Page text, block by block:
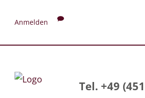
Anmelden
Tel. +49